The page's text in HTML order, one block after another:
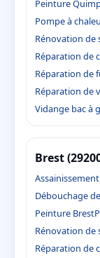
Peinture
Pompe à
Rénovation de
Réparation de
Réparation de
Réparation de
Vidange bac à
Brest
Débouchage
Peinture Brest
Rénovation de
Réparation de